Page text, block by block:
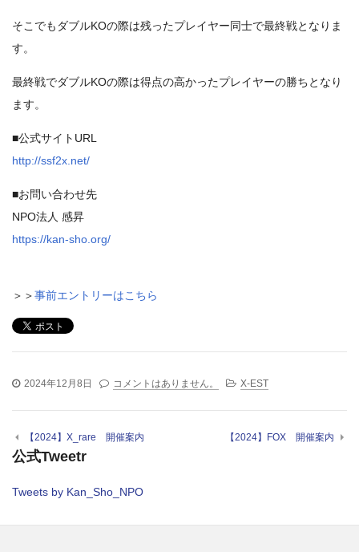
そこでもダブルKOの際は残ったプレイヤー同士で最終戦となりま
す。
最終戦でダブルKOの際は得点の高かったプレイヤーの勝ちとなり
ます。
■公式サイトURL
http://ssf2x.net/
■お問い合わせ先
NPO法人 感昇
https://kan-sho.org/
＞＞事前エントリーはこちら
2024年12月8日 コメントはありません。 X-EST
【2024】X_rare 開催案内 【2024】FOX 開催案内
公式Tweetr
Tweets by Kan_Sho_NPO